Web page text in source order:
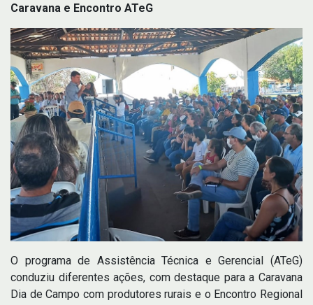
Caravana e Encontro ATeG
O programa de Assistência Técnica e Gerencial (ATeG)
conduziu diferentes ações, com destaque para a Caravana
Dia de Campo com produtores rurais e o Encontro Regional